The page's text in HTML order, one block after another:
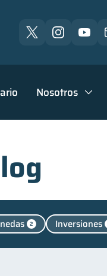
Nosotros
2 Inversiones